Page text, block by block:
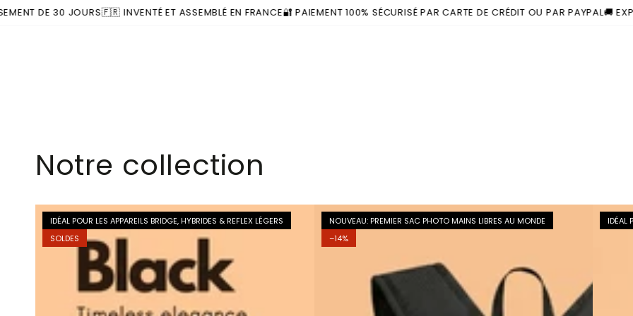
IGNORER LE
CONTENU
30 JOURS 🇫🇷 INVENTÉ ET ASSEMBLÉ EN FRANCE🔐 PAIEMENT 100% SÉCURISÉ PAR CARTE DE CRÉDIT OU PAR PAYPAL🚚
Notre collection
IDÉAL POUR LES APPAREILS BRIDGE, HYBRIDES & REFLEX LÉGERS
SOLDES
NOUVEAU: PREMIER SAC PHOTO MAINS LIBRES AU MONDE
–14%
IDÉAL
Produits similaires